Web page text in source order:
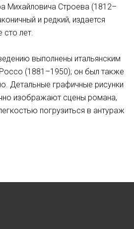
Михайловича Строева (1812–
и редкий, издается
сто лет.
выполнены итальянским
(1881–1950); он был также
Детальные графичные рисунки
изображают сцены романа,
погрузиться в антураж